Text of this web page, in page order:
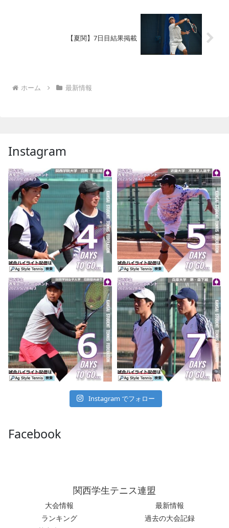
【夏関】7日目結果掲載
ホーム 最新情報
Instagram
Instagram でフォロー
Facebook
関西学生テニス連盟
大会情報
最新情報
ランキング
過去の大会記録